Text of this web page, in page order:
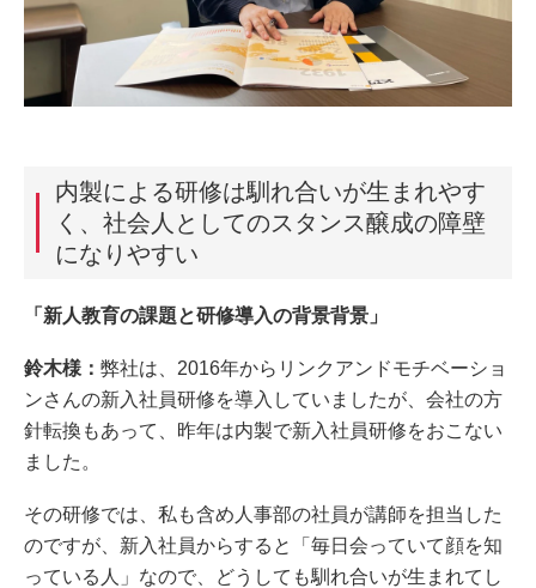
内製による研修は馴れ合いが生まれやす
く、社会人としてのスタンス醸成の障壁
になりやすい
「新人教育の課題と研修導入の背景背景」
鈴木様： 弊社は、2016年からリンクアンドモチベーショ
ンさんの新入社員研修を導入していましたが、会社の方
針転換もあって、昨年は内製で新入社員研修をおこない
ました。
その研修では、私も含め人事部の社員が講師を担当した
のですが、新入社員からすると「毎日会っていて顔を知
っている人」なので、どうしても馴れ合いが生まれてし